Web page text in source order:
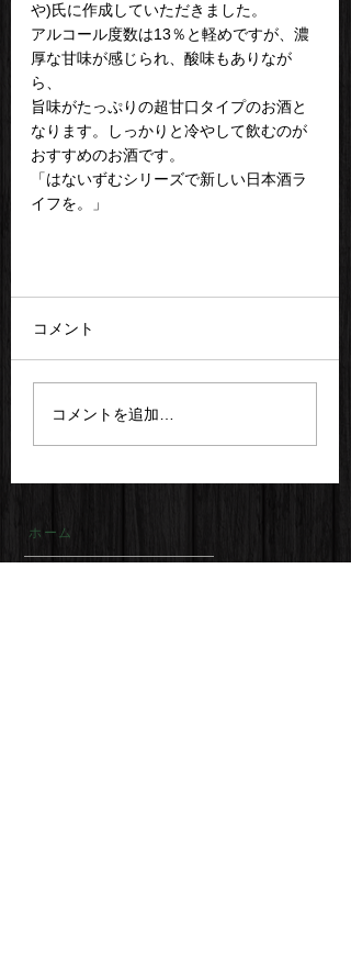
や)氏に作成していただきました。
アルコール度数は13％と軽めですが、濃
厚な甘味が感じられ、酸味もありなが
ら、
旨味がたっぷりの超甘口タイプのお酒と
なります。しっかりと冷やして飲むのが
おすすめのお酒です。
「はないずむシリーズで新しい日本酒ラ
イフを。」
コメント
コメントを追加…
ホーム